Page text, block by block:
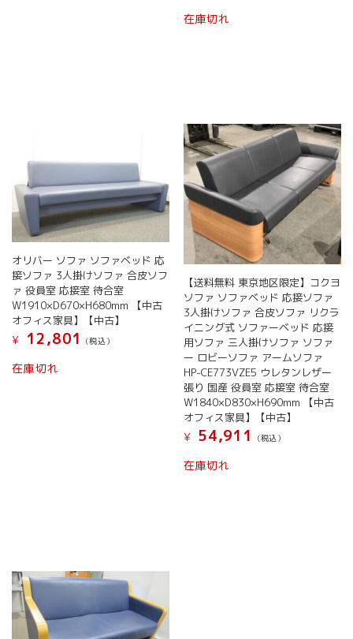
在庫切れ
オリバー ソファ ソファベッド 応
接ソファ 3人掛けソファ 合皮ソフ
ァ 役員室 応接室 待合室
W1910×D670×H680mm 【中古
オフィス家具】【中古】
¥
12,801 (税込）
在庫切れ
【送料無料 東京地区限定】コクヨ
ソファ ソファベッド 応接ソファ
3人掛けソファ 合皮ソファ リクラ
イニング式 ソファーベッド 応接
用ソファ 三人掛けソファ ソファ
ー ロビーソファ アームソファ
HP-CE773VZE5 ウレタンレザー
張り 国産 役員室 応接室 待合室
W1840×D830×H690mm 【中古
オフィス家具】【中古】
¥
54,911 (税込）
在庫切れ